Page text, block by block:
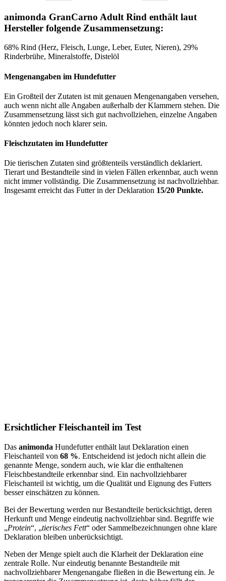
animonda GranCarno Adult Rind enthält laut
Hersteller folgende Zusammensetzung:
68% Rind (Herz, Fleisch, Lunge, Leber, Euter, Nieren), 29%
Rinderbrühe, Mineralstoffe, Distelöl
Mengenangaben im Hundefutter
Ein Großteil der Zutaten ist mit genauen Mengenangaben versehen,
auch wenn nicht alle Angaben außerhalb der Klammern stehen. Die
Zusammensetzung lässt sich gut nachvollziehen, einzelne Angaben
könnten jedoch noch klarer sein.
Fleischzutaten im Hundefutter
Die tierischen Zutaten sind größtenteils verständlich deklariert.
Tierart und Bestandteile sind in vielen Fällen erkennbar, auch wenn
nicht immer vollständig. Die Zusammensetzung ist nachvollziehbar.
Insgesamt erreicht das Futter in der Deklaration 15/20 Punkte.
Ersichtlicher Fleischanteil im Test
Das animonda Hundefutter enthält laut Deklaration einen
Fleischanteil von 68 %. Entscheidend ist jedoch nicht allein die
genannte Menge, sondern auch, wie klar die enthaltenen
Fleischbestandteile erkennbar sind. Ein nachvollziehbarer
Fleischanteil ist wichtig, um die Qualität und Eignung des Futters
besser einschätzen zu können.
Bei der Bewertung werden nur Bestandteile berücksichtigt, deren
Herkunft und Menge eindeutig nachvollziehbar sind. Begriffe wie
„Protein“, „tierisches Fett“ oder Sammelbezeichnungen ohne klare
Deklaration bleiben unberücksichtigt.
Neben der Menge spielt auch die Klarheit der Deklaration eine
zentrale Rolle. Nur eindeutig benannte Bestandteile mit
nachvollziehbarer Mengenangabe fließen in die Bewertung ein. Je